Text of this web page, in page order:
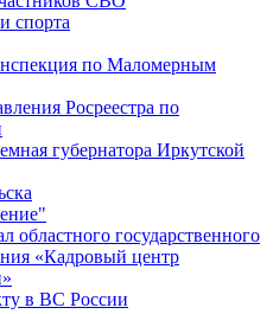
спорта
по Маломерным
Росреестра по
губернатора Иркутской
областного государственного
«Кадровый центр
в ВС России